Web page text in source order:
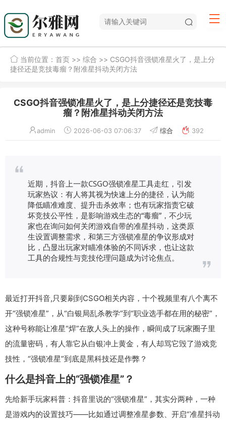
当前位置： 首页 >> 综合 >> CSGO抖音强锁准星火了，是上分
捷径还是竞技毒瘤？附准星抖动关闭方法
CSGO抖音强锁准星火了，是上分捷径还是竞技毒
瘤？附准星抖动关闭方法
admin 2026-06-03 07:06:37 综合 392
近期，抖音上一款CSGO强锁准星工具走红，引发
玩家热议：有人将其视为快速上分的捷径，认为能
降低瞄准难度、提升击杀效率；也有玩家指责它破
坏竞技公平性，是影响游戏生态的“毒瘤”，不少玩
家也在询问如何关闭游戏自带的准星抖动，这类原
生设置调整需求，和第三方强锁准星的争议形成对
比，凸显出玩家对瞄准体验的不同诉求，也让这款
工具的合规性与竞技伦理问题成为讨论焦点。
最近打开抖音,只要刷到CSGO相关内容，十个视频里有八个离不
开“强锁准星”，从“白银局乱杀教学”到“职业选手都在用的秘密”，
这种号称能让准星“焊”在敌人头上的操作，瞬间成了玩家圈子里
的流量密码，有人靠它从白银冲上黄金，有人却骂它毁了游戏竞
技性，“强锁准星”到底是黑科技还是作弊？
什么是抖音上的“强锁准星”？
先给新手玩家科普：抖音里说的“强锁准星”，其实分两种，一种
是游戏内的设置技巧——比如通过调整准星参数、开启“准星抖动